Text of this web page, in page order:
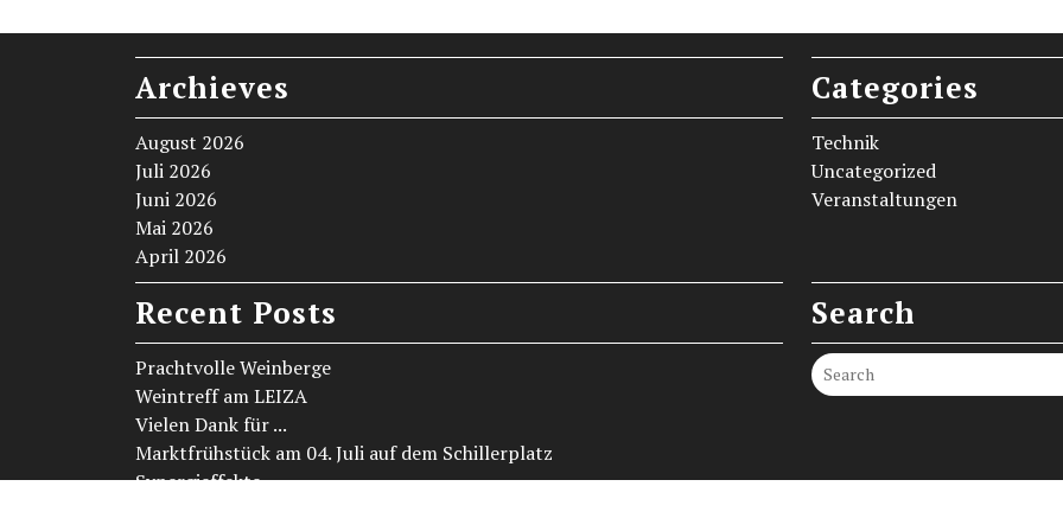
Archieves
August 2026
Juli 2026
Juni 2026
Mai 2026
April 2026
Categories
Technik
Uncategorized
Veranstaltungen
Recent Posts
Prachtvolle Weinberge
Weintreff am LEIZA
Vielen Dank für ...
Marktfrühstück am 04. Juli auf dem Schillerplatz
Synergieffekte
Search
Search